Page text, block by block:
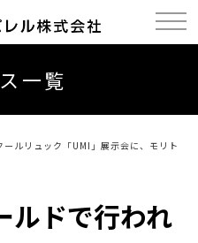
一覧
ルリュック「UMI」展示会に、モリト
ルドで行われ